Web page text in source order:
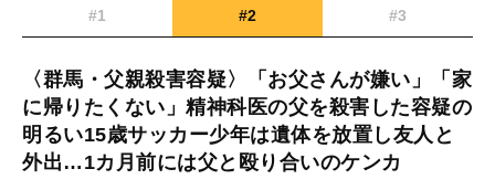
#1 #2 #3
〈群馬・父親殺害容疑〉「お父さんが嫌い」「家
に帰りたくない」精神科医の父を殺害した容疑の
明るい15歳サッカー少年は遺体を放置し友人と
外出…1カ月前には父と殴り合いのケンカ